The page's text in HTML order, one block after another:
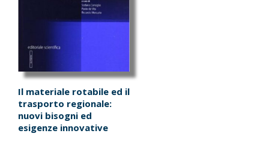
Il materiale rotabile ed il
trasporto regionale:
nuovi bisogni ed
esigenze innovative